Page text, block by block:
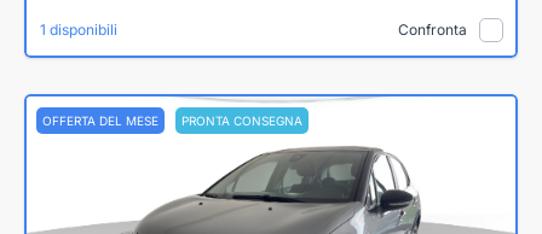
1 disponibili Confronta
OFFERTA DEL MESE PRONTA CONSEGNA